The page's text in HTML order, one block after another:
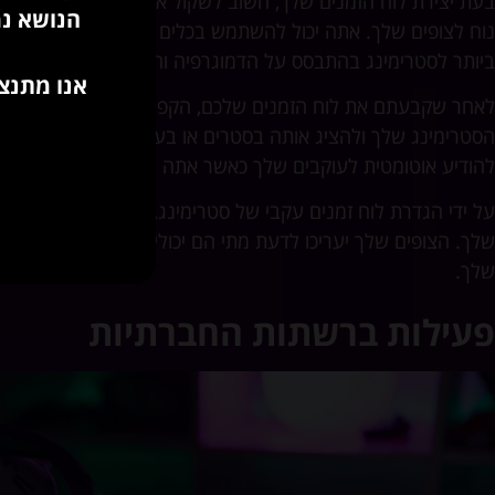
נוח לצופים שלך. אתה יכול להשתמש בכלים כמו
Insights
ביותר לסטרימינג בהתבסס על הדמוגרפיה והמיקום של הקהל
לאחר שקבעתם את לוח הזמנים שלכם, הקפידו להעביר אותו
הסטרימינג שלך ולהציג אותה בסטרים או בערוצי המדיה
להודיע אוטומטית לעוקבים שלך כאשר אתה עולה לשידור חי.
על ידי הגדרת לוח זמנים עקבי של סטרימינג, אתה לא רק
שלך. הצופים שלך יעריכו לדעת מתי הם יכולים לתפוס את
שלך.
פעילות ברשתות החברתיות
הנושא
אנו